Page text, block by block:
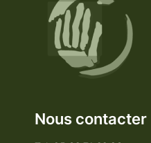
Nous contacter